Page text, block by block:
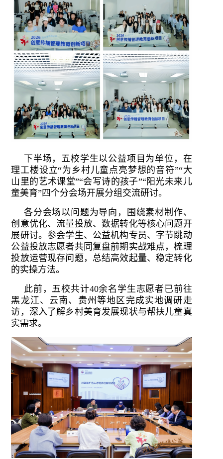
下半场，五校学生以公益项目为单位，在
理工楼设立“为乡村儿童点亮梦想的音符”“大
山里的艺术课堂”“会写诗的孩子”“阳光未来儿
童美育”四个分会场开展分组交流研讨。
各分会场以问题为导向，围绕素材制作、
创意优化、流量投放、数据转化等核心问题开
展研讨。参会学生、公益机构专员、字节跳动
公益投放志愿者共同复盘前期实战难点，梳理
投放运营现存问题，总结高效起量、稳定转化
的实操方法。
此前，五校共计40余名学生志愿者已前往
黑龙江、云南、贵州等地区完成实地调研走
访，深入了解乡村美育发展现状与帮扶儿童真
实需求。